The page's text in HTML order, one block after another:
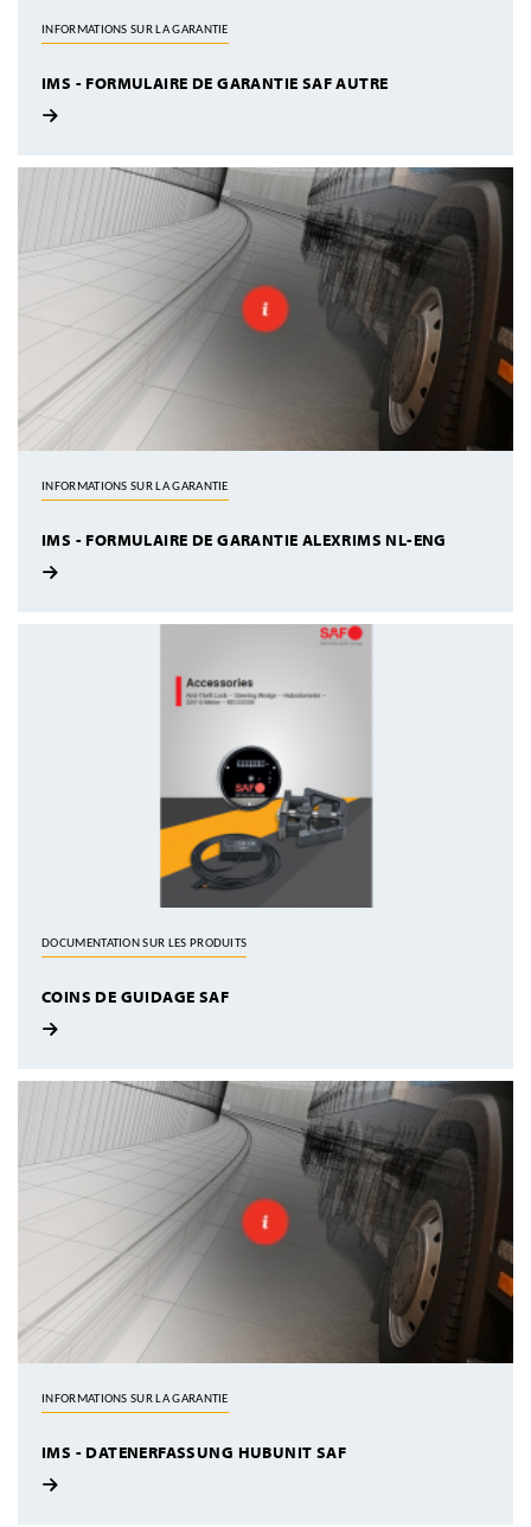
INFORMATIONS SUR LA GARANTIE
IMS - FORMULAIRE DE GARANTIE SAF AUTRE
INFORMATIONS SUR LA GARANTIE
IMS - FORMULAIRE DE GARANTIE ALEXRIMS NL-ENG
DOCUMENTATION SUR LES PRODUITS
COINS DE GUIDAGE SAF
INFORMATIONS SUR LA GARANTIE
IMS - DATENERFASSUNG HUBUNIT SAF